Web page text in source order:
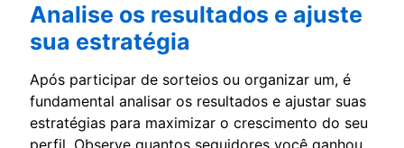
Analise os resultados e ajuste
sua estratégia
Após participar de sorteios ou organizar um, é
fundamental analisar os resultados e ajustar suas
estratégias para maximizar o crescimento do seu